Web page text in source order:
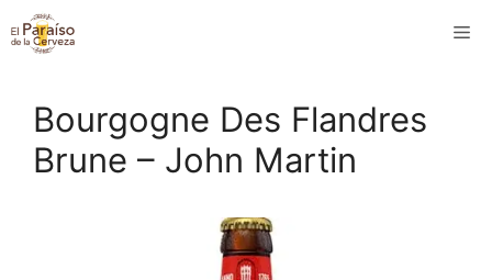
Saltar
al
Bourgogne Des Flandres
Brune – John Martin